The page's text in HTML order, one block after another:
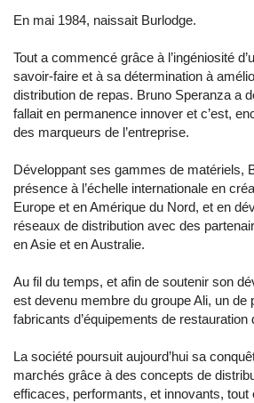
En mai 1984, naissait Burlodge.
Tout a commencé grâce à l’ingéniosité
savoir-faire et à sa détermination à
distribution de repas. Bruno Speranza a
fallait en permanence innover et c’est,
des marqueurs de l’entreprise.
Développant ses gammes de matériels,
présence à l’échelle internationale en
Europe et en Amérique du Nord, et en
réseaux de distribution avec des
en Asie et en Australie.
Au fil du temps, et afin de soutenir son
est devenu membre du groupe Ali, un de
fabricants d’équipements de restauration
La société poursuit aujourd’hui sa
marchés grâce à des concepts de
efficaces, performants, et innovants, tout